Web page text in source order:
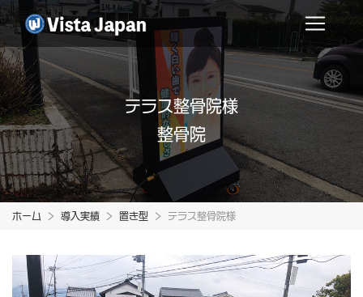
テラス整骨院様
整骨院
ホーム 導入実績 置き型 テラス整骨院様